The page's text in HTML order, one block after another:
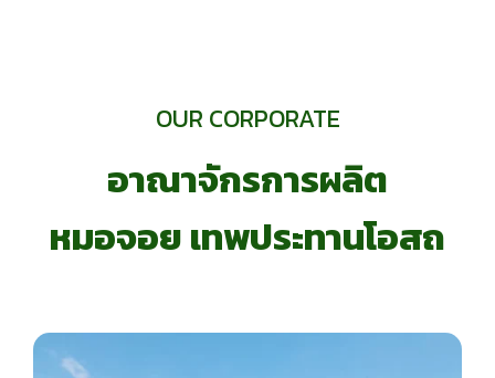
OUR CORPORATE
อาณาจักรการผลิต
หมอจอย เทพประทานโอสถ